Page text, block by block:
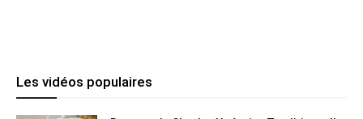
Les vidéos populaires